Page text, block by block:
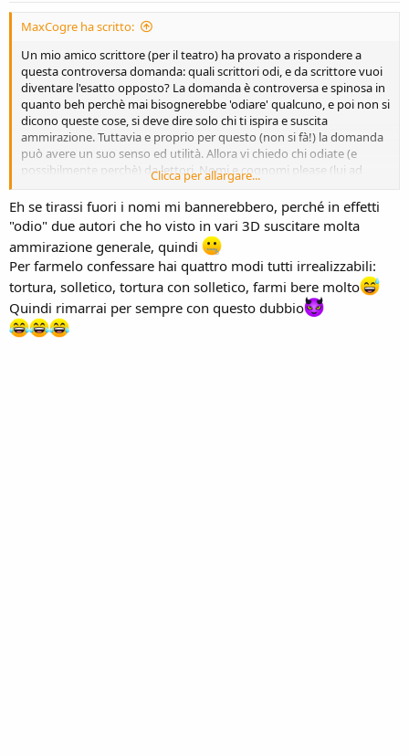
MaxCogre ha scritto:
Un mio amico scrittore (per il teatro) ha provato a rispondere a
questa controversa domanda: quali scrittori odi, e da scrittore vuoi
diventare l'esatto opposto? La domanda è controversa e spinosa in
quanto beh perchè mai bisognerebbe 'odiare' qualcuno, e poi non si
dicono queste cose, si deve dire solo chi ti ispira e suscita
ammirazione. Tuttavia e proprio per questo (non si fà!) la domanda
può avere un suo senso ed utilità. Allora vi chiedo chi odiate (e
possibilmente perchè) da lettori. Nomi e cognomi please (lui ad
esempio: arbasino, ???nunmericordo??? e addirittura pasolini)
Clicca per allargare...
Eh se tirassi fuori i nomi mi bannerebbero, perché in effetti
"odio" due autori che ho visto in vari 3D suscitare molta
ammirazione generale, quindi
Per farmelo confessare hai quattro modi tutti irrealizzabili:
tortura, solletico, tortura con solletico, farmi bere molto
Quindi rimarrai per sempre con questo dubbio